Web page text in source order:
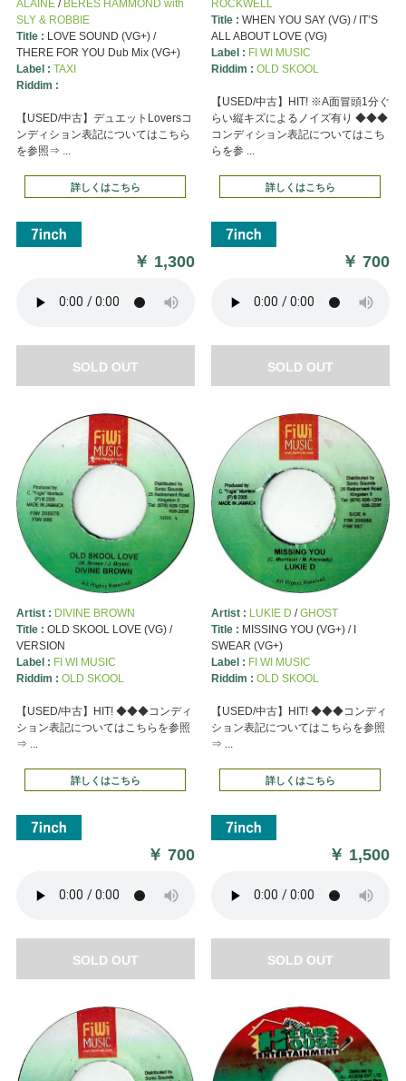
ALAINE/ BERES HAMMOND with
SLY & ROBBIE
Title : LOVE SOUND (VG+) /
THERE FOR YOU Dub Mix (VG+)
Label : TAXI
Riddim :
【USED/中古】デュエットLoversコ
ンディション表記についてはこちら
を参照⇒ ...
詳しくはこちら
￥ 1,300
SOLD OUT
ROCKWELL
Title : WHEN YOU SAY (VG) / IT’S
ALL ABOUT LOVE (VG)
Label : FI WI MUSIC
Riddim : OLD SKOOL
【USED/中古】HIT! ※A面冒頭1分ぐ
らい縦キズによるノイズ有り ◆◆◆
コンディション表記についてはこち
らを参 ...
詳しくはこちら
￥700
SOLD OUT
Artist : DIVINE BROWN
Title : OLD SKOOL LOVE (VG) /
VERSION
Label : FI WI MUSIC
Riddim : OLD SKOOL
【USED/中古】HIT! ◆◆◆コンディ
ション表記についてはこちらを参照
⇒ ...
詳しくはこちら
￥700
SOLD OUT
Artist : LUKIE D /GHOST
Title : MISSING YOU (VG+) / I
SWEAR (VG+)
Label : FI WI MUSIC
Riddim : OLD SKOOL
【USED/中古】HIT! ◆◆◆コンディ
ション表記についてはこちらを参照
⇒ ...
詳しくはこちら
￥ 1,500
SOLD OUT